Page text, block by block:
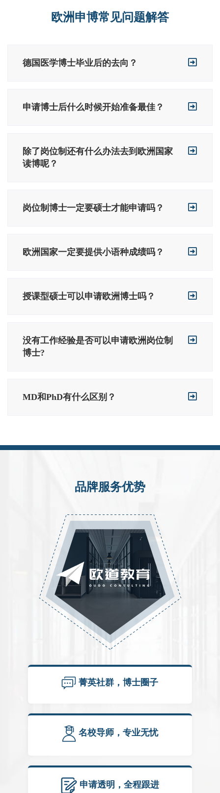
欧洲申博常见问题解答
德国医学博士毕业后的去向？
申请博士后什么时候开始准备最佳？
除了岗位制还有什么办法去到欧洲国家
读博呢？
岗位制博士一定要硕士才能申请吗？
欧洲国家一定要提供小语种成绩吗？
授课型硕士可以申请欧洲博士吗？
没有工作经验是否可以申请欧洲岗位制
博士?
MD和PhD有什么区别？
品牌服务优势
菁英社群，博士圈子
名校导师，专业无忧
申请透明，全程跟进